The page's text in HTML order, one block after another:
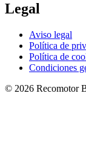
Legal
Aviso legal
Política de
Política de
Condiciones
© 2026 Recomotor